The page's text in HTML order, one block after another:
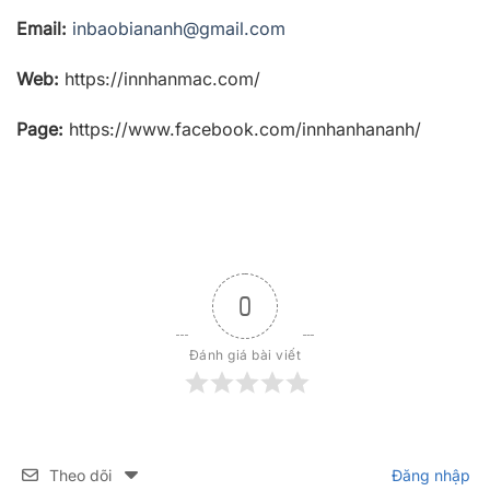
Email: inbaobiananh@gmail.com
Web: https://innhanmac.com/
Page: https://www.facebook.com/innhanhananh/
0
Đánh giá bài viết
Theo dõi Đăng nhập